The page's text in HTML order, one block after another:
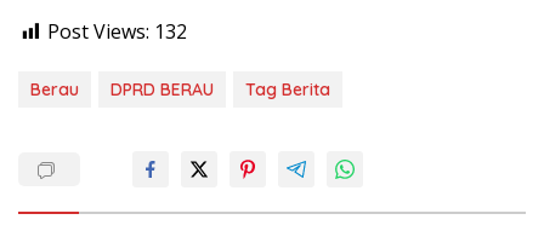
Post Views: 132
Berau DPRD BERAU Tag Berita